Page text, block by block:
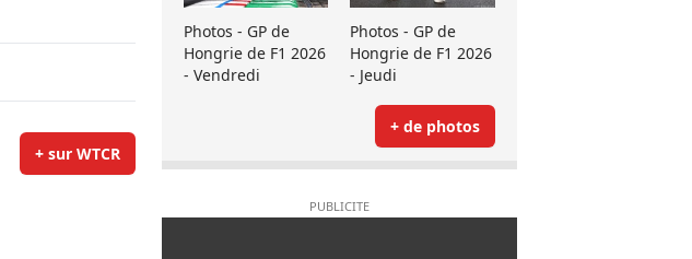
+ sur WTCR
Photos - GP de
Hongrie de F1 2026
- Vendredi
Photos - GP de
Hongrie de F1 2026
- Jeudi
+ de photos